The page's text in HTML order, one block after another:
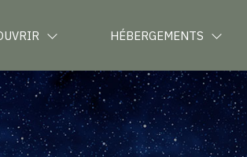
HÉBERGEMENTS